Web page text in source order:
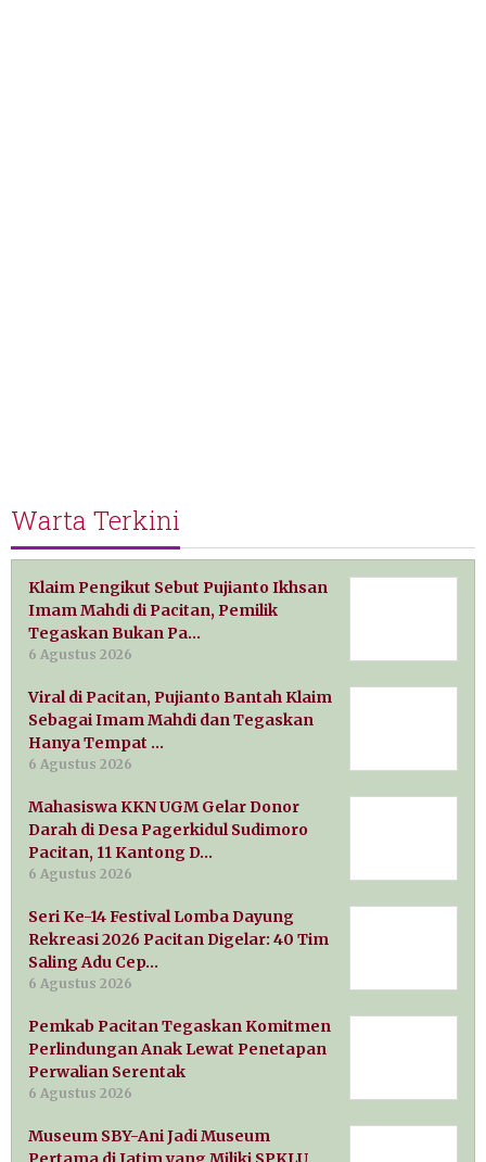
Warta Terkini
Klaim Pengikut Sebut Pujianto Ikhsan
Imam Mahdi di Pacitan, Pemilik
Tegaskan Bukan Pa…
6 Agustus 2026
Viral di Pacitan, Pujianto Bantah Klaim
Sebagai Imam Mahdi dan Tegaskan
Hanya Tempat …
6 Agustus 2026
Mahasiswa KKN UGM Gelar Donor
Darah di Desa Pagerkidul Sudimoro
Pacitan, 11 Kantong D…
6 Agustus 2026
Seri Ke-14 Festival Lomba Dayung
Rekreasi 2026 Pacitan Digelar: 40 Tim
Saling Adu Cep…
6 Agustus 2026
Pemkab Pacitan Tegaskan Komitmen
Perlindungan Anak Lewat Penetapan
Perwalian Serentak
6 Agustus 2026
Museum SBY-Ani Jadi Museum